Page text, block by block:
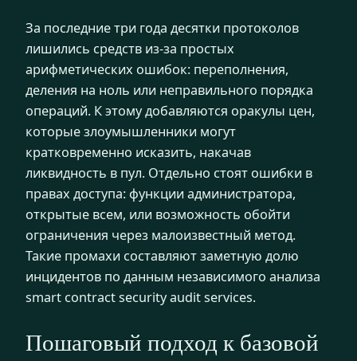
За последние три года десятки протоколов
лишились средств из‑за простых
арифметических ошибок: переполнения,
деления на ноль или неправильного порядка
операций. К этому добавляются оракулы цен,
которые злоумышленники могут
кратковременно исказить, накачав
ликвидность в пул. Отдельно стоят ошибки в
правах доступа: функции администратора,
открытые всем, или возможность обойти
ограничения через малоизвестный метод.
Такие промахи составляют заметную долю
инцидентов по данным независимого анализа
smart contract security audit services.
Пошаговый подход к базовой